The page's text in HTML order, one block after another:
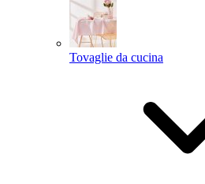
Tovaglie da cucina